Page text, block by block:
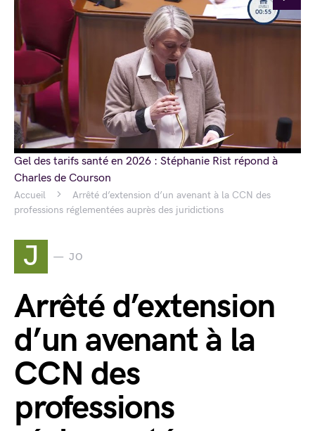
Accueil
Arrêté d’extension d’un avenant à la CCN des
professions réglementées auprès des juridictions
J JO
Arrêté d’extension
d’un avenant à la
CCN des
professions
Gel des tarifs santé en 2026 : Stéphanie Rist répond à
Charles de Courson